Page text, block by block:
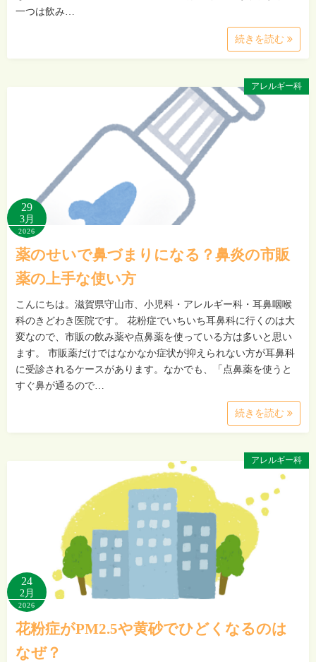
一つは飲み…
続きを読む
アレルギー科
29
3月
2026
薬のせいで鼻づまりになる？鼻炎の市販
薬の上手な使い方
こんにちは。滋賀県守山市、小児科・アレルギー科・耳鼻咽喉
科のきどわき医院です。 花粉症でいちいち耳鼻科に行くのは大
変なので、市販の飲み薬や点鼻薬を使っている方は多いと思い
ます。 市販薬だけではなかなか症状が抑えられない方が耳鼻科
に受診されるケースがあります。なかでも、「点鼻薬を使うと
すぐ鼻が通るので…
続きを読む
アレルギー科
24
2月
2026
花粉症がPM2.5や黄砂でひどくなるのは
なぜ？